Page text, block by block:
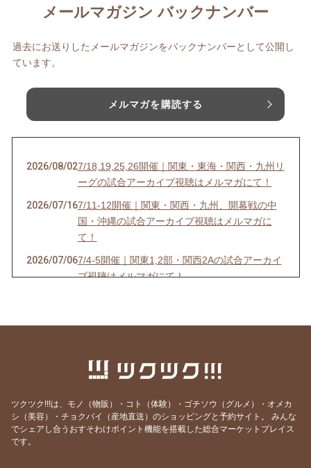
メールマガジン バックナンバー
過去にお送りしたメールマガジンをバックナンバーとして公開し
ています。
メルマガを購読する
2026/08/027/18,19,25,26開催｜関東・東海・関西・九州リ
ーグの試合アーカイブ視聴はメルマガにて！
2026/07/167/11-12開催｜関東・関西・九州、開幕戦の中
国・沖縄の試合アーカイブ視聴はメルマガに
て！
2026/07/067/4-5開催｜関東1,2部・関西2Aの試合アーカイ
ブ視聴はメルマガにて！
6/20-21開催｜関東4部AB・東海1部・関西2C・
て！
2026/06/20 6/13-14開催｜関東3部ABC,4部E、九州リーグ
ツクツク!!!は、モノ（物販）・コト（体験）・ゴチソウ（グルメ）・オメカ
シ（美容）・チョクバイ（産地直送）のショッピングと予約サイト。
みんな
でシェアし合うおすそわけポイント機能を搭載した総合マーケットプレイス
です。